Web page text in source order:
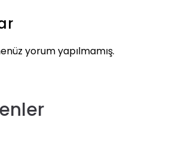
yorum yapılmamış.